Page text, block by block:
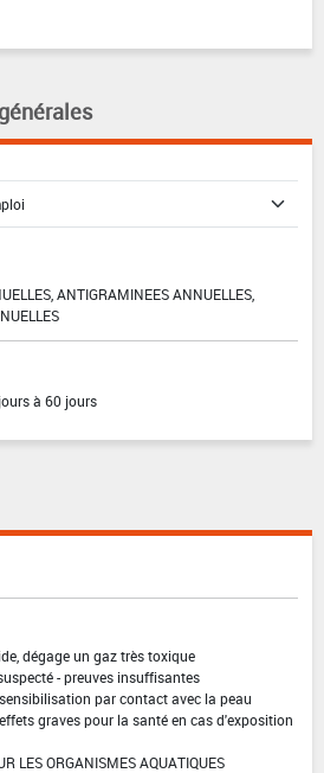
ANTIGRAMINEES ANNUELLES,
à 60 jours
dégage un gaz très toxique
- preuves insuffisantes
par contact avec la peau
graves pour la santé en cas d'exposition
LES ORGANISMES AQUATIQUES